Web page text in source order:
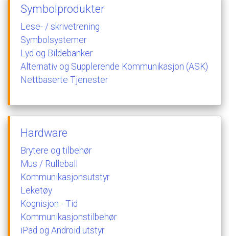
Symbolprodukter
Lese- / skrivetrening
Symbolsystemer
Lyd og Bildebanker
Alternativ og Supplerende Kommunikasjon (ASK)
Nettbaserte Tjenester
Hardware
Brytere og tilbehør
Mus / Rulleball
Kommunikasjonsutstyr
Leketøy
Kognisjon - Tid
Kommunikasjonstilbehør
iPad og Android utstyr